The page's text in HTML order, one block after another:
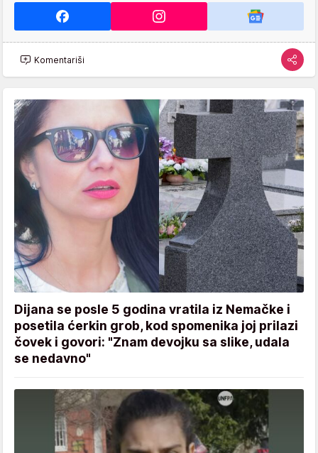
Komentariši
Dijana se posle 5 godina vratila iz Nemačke i
posetila ćerkin grob, kod spomenika joj prilazi
čovek i govori: "Znam devojku sa slike, udala
se nedavno"